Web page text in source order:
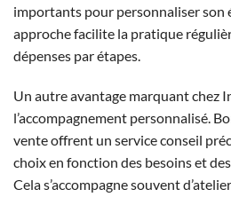
importants pour personnaliser son
approche facilite la pratique
dépenses par étapes.
Un autre avantage marquant chez
l’accompagnement personnalisé.
vente offrent un service conseil
choix en fonction des besoins et
Cela s’accompagne souvent